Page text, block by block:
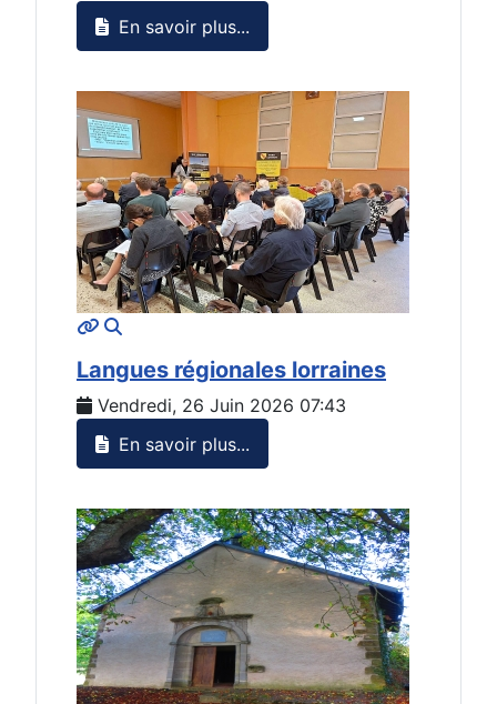
En savoir plus...
MOD_JTCS_VIEW_ARTICLE_LINK
Langues régionales lorraines
Vendredi, 26 Juin 2026 07:43
En savoir plus...